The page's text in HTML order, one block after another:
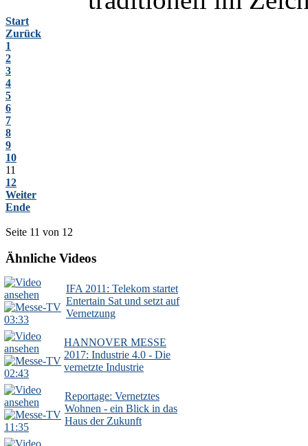
Start
Zurück
1
2
3
4
5
6
7
8
9
10
11
12
Weiter
Ende
Seite 11 von 12
Ähnliche Videos
03:33
IFA 2011: Telekom startet
Entertain Sat und setzt auf
Vernetzung
02:43
HANNOVER MESSE
2017: Industrie 4.0 - Die
vernetzte Industrie
11:35
Reportage: Vernetztes
Wohnen - ein Blick in das
Haus der Zukunft